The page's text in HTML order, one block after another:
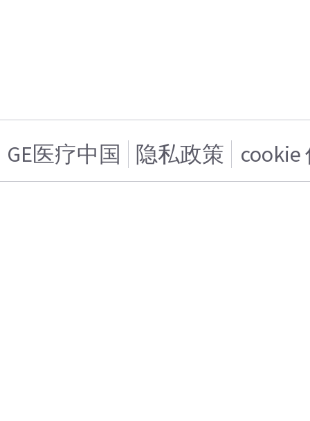
GE医疗中国 隐私政策 cookie